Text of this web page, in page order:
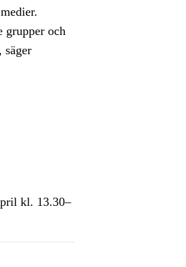
grupper och
säger
kl. 13.30–